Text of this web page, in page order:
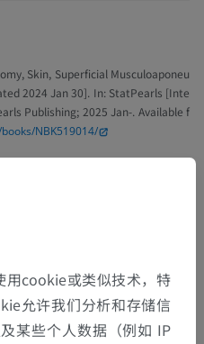
Skin, Superficial Musculoaponeu
2024 Jan 30]. In: StatPearls [Inte
Publishing; 2025 Jan-. Available f
NBK519014/
516. PMID: 30173256.
The Anatomical Basis of Clinical
用cookie或类似技术，特
允许我们分析和存储信
某些个人数据（例如 IP